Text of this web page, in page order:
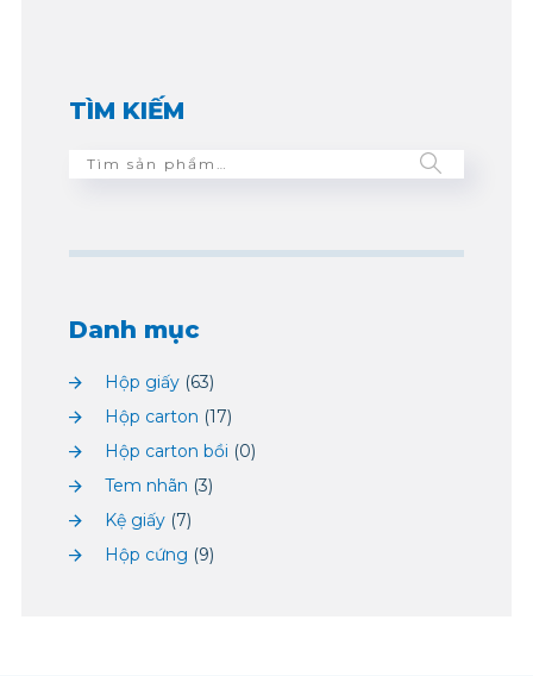
TÌM KIẾM
Danh mục
Hộp giấy (63)
Hộp carton (17)
Hộp carton bồi (0)
Tem nhãn (3)
Kệ giấy (7)
Hộp cứng (9)